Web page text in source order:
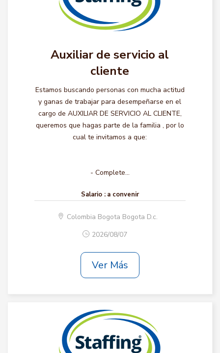
Auxiliar de servicio al
cliente
Estamos buscando personas con mucha actitud
y ganas de trabajar para desempeñarse en el
cargo de AUXILIAR DE SERVICIO AL CLIENTE,
queremos que hagas parte de la familia , por lo
cual te invitamos a que:
- Complete...
Salario : a convenir
Colombia Bogota Bogota D.c.
2026/08/07
Ver Más